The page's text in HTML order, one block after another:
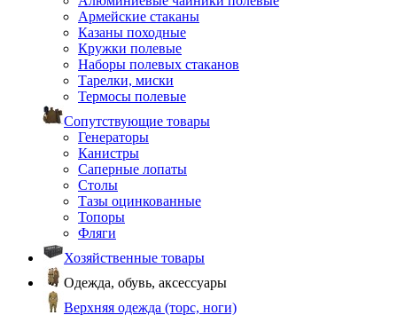
Армейские стаканы
Казаны походные
Кружки полевые
Наборы полевых стаканов
Тарелки, миски
Термосы полевые
Сопутствующие товары
Генераторы
Канистры
Саперные лопаты
Столы
Тазы оцинкованные
Топоры
Фляги
Хозяйственные товары
Одежда, обувь, аксессуары
Верхняя одежда (торс, ноги)